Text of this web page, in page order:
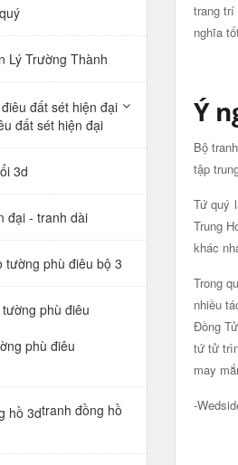
trang
nghĩa
Ý
Bộ
tập
Tứ quý
Trung
khác
Trong
nhiều
Đồng
tứ tử
may
-
Lý Trường Thành
đất sét hiện đại
3d
đại - tranh dài
tường phù điêu bộ 3
phù điêu
tranh đồng hồ